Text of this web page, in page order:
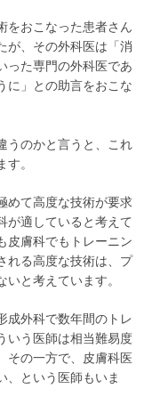
をおこなった患者さん
が、その外科医は「消
った専門の外科医であ
に」との助言をおこな
うのかと言うと、これ
。
めて高度な技術が要求
が適していると考えて
皮膚科でもトレーニン
れる高度な技術は、プ
と考えています。
外科で数年間のトレ
いう医師は相当難易度
その一方で、皮膚科医
、という医師もいま